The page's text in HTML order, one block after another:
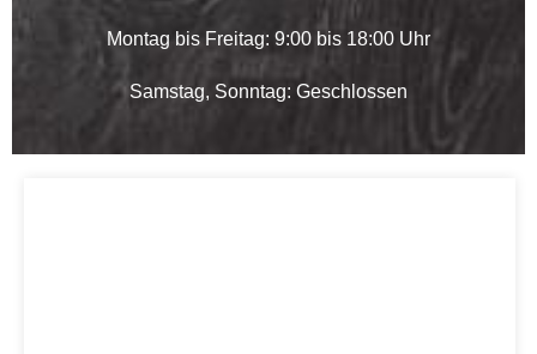
Montag bis Freitag: 9:00 bis 18:00 Uhr
Samstag, Sonntag: Geschlossen